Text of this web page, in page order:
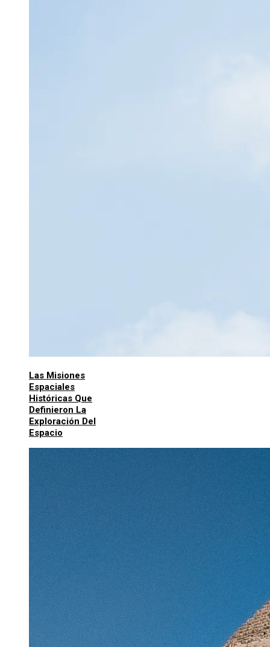
Las Misiones
Espaciales
Históricas Que
Definieron La
Exploración Del
Espacio